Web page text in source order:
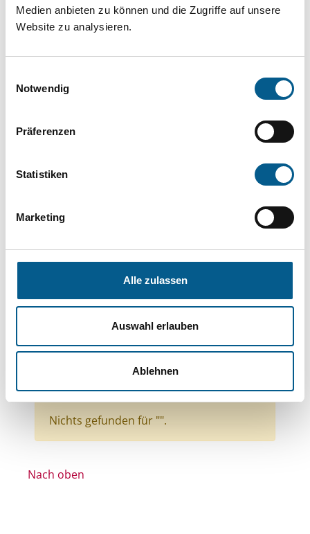
Medien anbieten zu können und die Zugriffe auf unsere
Website zu analysieren.
Notwendig
Präferenzen
Statistiken
Marketing
Alle zulassen
Auswahl erlauben
Ablehnen
beachten.
Bitte Suchbegriff eingeben. Ergebnisse
können durch die Wahl von Bereichen oder
Suchen
Themen: Wohltätige Zwecke
Themen: Wissenschaft und Forschung
Themen: Seniorinnen, Senioren & Pflege
Themen: Bildung und Erziehung
Themen: Menschen mit Behinderung
Themen: Kunst & Kultur
Themen: Denkmalschutz
Alle Filter entfernen
Nichts gefunden für "".
Nach oben